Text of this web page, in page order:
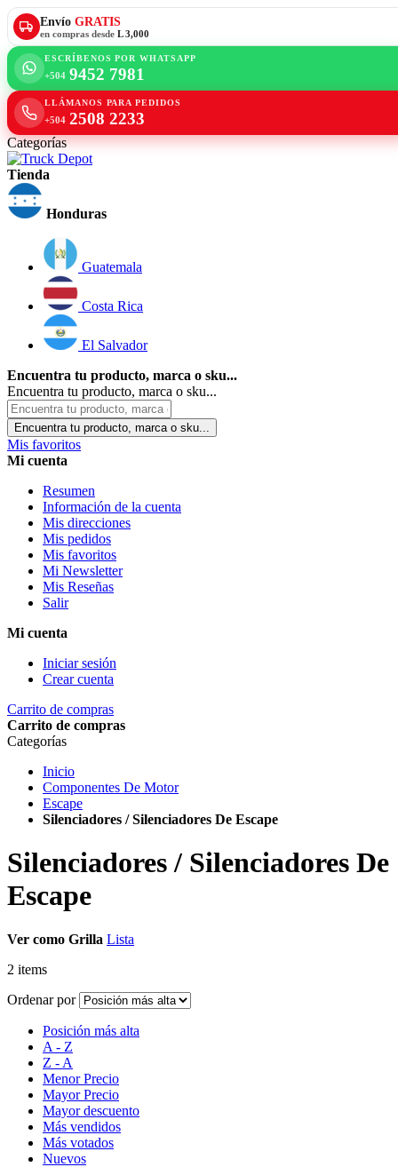
Envío GRATIS
en compras desde L 3,000
ESCRÍBENOS POR WHATSAPP
+504 9452 7981
LLÁMANOS PARA PEDIDOS
+504 2508 2233
Categorías
Tienda
Honduras
Guatemala
Costa Rica
El Salvador
Encuentra tu producto, marca o sku...
Encuentra tu producto, marca o sku...
Encuentra tu producto, marca o sku...
Mis favoritos
Mi cuenta
Resumen
Información de la cuenta
Mis direcciones
Mis pedidos
Mis favoritos
Mi Newsletter
Mis Reseñas
Salir
Mi cuenta
Iniciar sesión
Crear cuenta
Carrito de compras
Carrito de compras
Categorías
Inicio
Componentes De Motor
Escape
Silenciadores / Silenciadores De Escape
Silenciadores / Silenciadores De
Escape
Ver como Grilla Lista
2 items
Ordenar por
Posición más alta
A - Z
Z - A
Menor Precio
Mayor Precio
Mayor descuento
Más vendidos
Más votados
Nuevos